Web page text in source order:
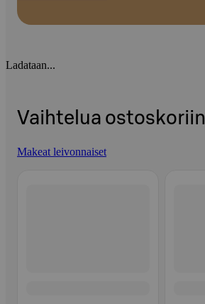
Ladataan...
Vaihtelua ostoskoriin
Makeat leivonnaiset